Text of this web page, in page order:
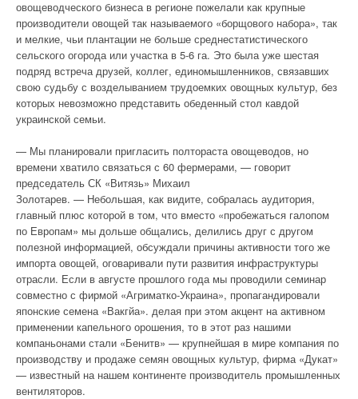
овощеводческого бизнеса в регионе пожелали как крупные
производители овощей так называемого «борщового набора», так
и мелкие, чьи плантации не больше среднестатистического
сельского огорода или участка в 5-6 га. Это была уже шестая
подряд встреча друзей, коллег, единомышленников, связавших
свою судьбу с возделыванием трудоемких овощных культур, без
которых невозможно представить обеденный стол кавдой
украинской семьи.
— Мы планировали пригласить полтораста овощеводов, но
времени хватило связаться с 60 фермерами, — говорит
председатель СК «Витязь» Михаил
Золотарев. — Небольшая, как видите, собралась аудитория,
главный плюс которой в том, что вместо «пробежаться галопом
по Европам» мы дольше общались, делились друг с другом
полезной информацией, обсуждали причины активности того же
импорта овощей, оговаривали пути развития инфраструктуры
отрасли. Если в августе прошлого года мы проводили семинар
совместно с фирмой «Агриматко-Украина», пропагандировали
японские семена «Вакгйа». делая при этом акцент на активном
применении капельного орошения, то в этот раз нашими
компаньонами стали «Бенитв» — крупнейшая в мире компания по
производству и продаже семян овощных культур, фирма «Дукат»
— известный на нашем континенте производитель промышленных
вентиляторов.